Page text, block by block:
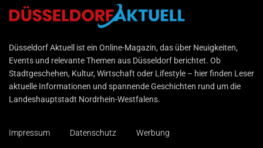
Düsseldorf Aktuell
Düsseldorf Aktuell ist ein Online-Magazin, das über Neuigkeiten,
Events und relevante Themen aus Düsseldorf berichtet. Ob
Stadtgeschehen, Kultur, Wirtschaft oder Lifestyle – hier finden Leser
aktuelle Informationen und spannende Geschichten rund um die
Landeshauptstadt Nordrhein-Westfalens.
Impressum Datenschutz Werbung